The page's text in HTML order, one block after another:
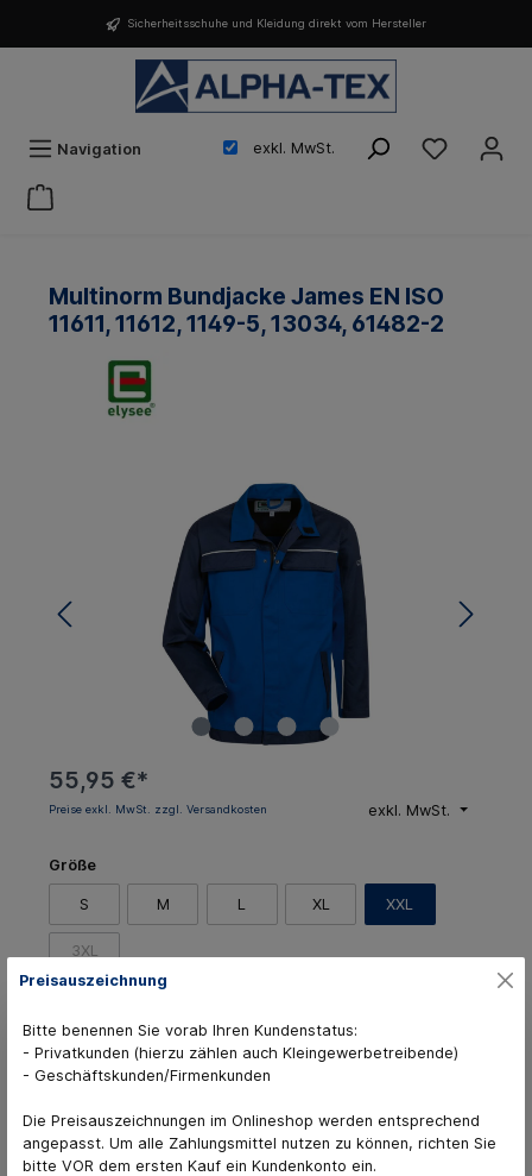
Sicherheitsschuhe und Kleidung direkt vom Hersteller
Navigation exkl. MwSt.
Multinorm Bundjacke James EN ISO
11611, 11612, 1149-5, 13034, 61482-2
55,95 €*
exkl. MwSt.
Preise exkl. MwSt. zzgl. Versandkosten
Größe
S M L XL XXL
3XL
In den Warenkorb
Zum Merkzettel hinzufügen
Produktnummer:1082-04-11-XXL
Preisauszeichnung
Bitte benennen Sie vorab Ihren Kundenstatus:
- Privatkunden (hierzu zählen auch Kleingewerbetreibende)
- Geschäftskunden/Firmenkunden
Die Preisauszeichnungen im Onlineshop werden entsprechend
angepasst. Um alle Zahlungsmittel nutzen zu können, richten Sie
bitte VOR dem ersten Kauf ein Kundenkonto ein.